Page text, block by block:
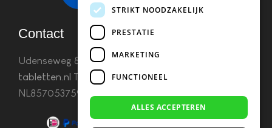
Contact
Udenseweg 8B 5405 PA Udeninfo(@)koffie-
tabletten.nl Tel. 085 782 5578KvK 67529623 Btw:
NL857053759B01
STRIKT NOODZAKELIJK
PRESTATIE
MARKETING
FUNCTIONEEL
ALLES ACCEPTEREN